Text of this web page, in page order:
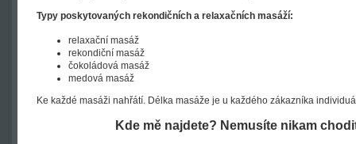
Typy poskytovaných rekondičních a relaxačních masáží:
relaxační masáž
rekondiční masáž
čokoládová masáž
medová masáž
Ke každé masáži nahřátí. Délka masáže je u každého zákazníka
Kde mě najdete? Nemusíte nikam